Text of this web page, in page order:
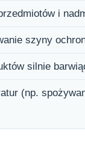
i
szyny
silnie
(np.